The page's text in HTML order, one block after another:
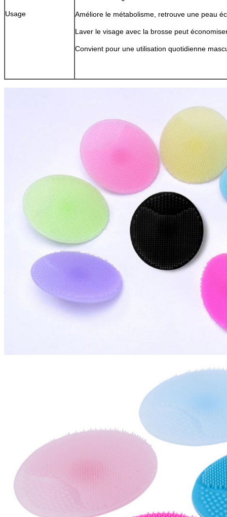
Usage Améliore le métabolisme, retrouve une peau
Laver le visage avec la brosse peut
Convient pour une utilisation quotidienne